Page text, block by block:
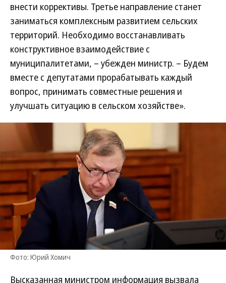
внести коррективы. Третье направление станет
заниматься комплексным развитием сельских
территорий. Необходимо восстанавливать
конструктивное взаимодействие с
муниципалитетами, – убежден министр. – Будем
вместе с депутатами прорабатывать каждый
вопрос, принимать совместные решения и
улучшать ситуацию в сельском хозяйстве».
Фото: Юрий Хомич
Высказанная министром информация вызвала